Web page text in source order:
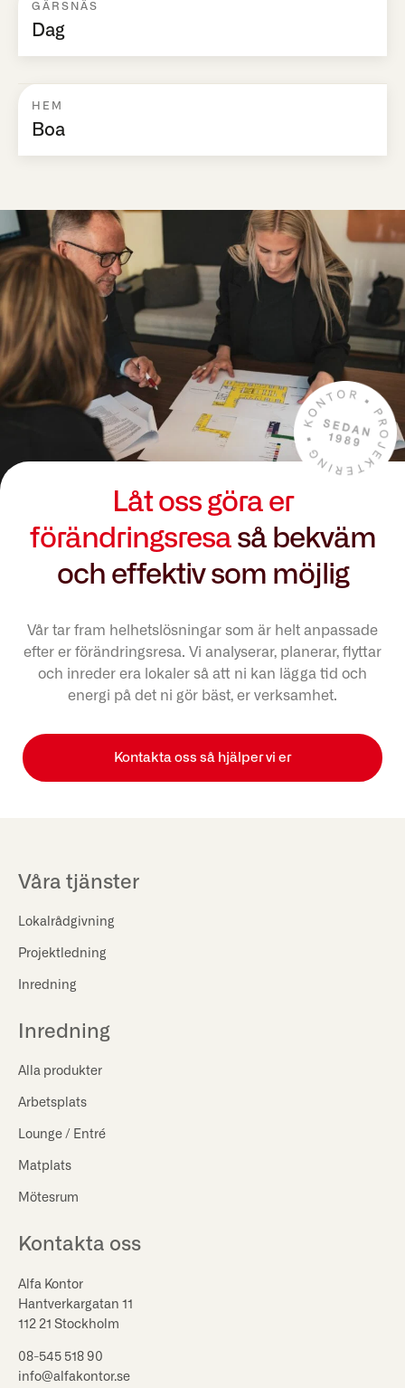
GÄRSNÄS
Dag
HEM
Boa
Låt oss göra er
förändringsresa så bekväm
och effektiv som möjlig
Vår tar fram helhetslösningar som är helt anpassade
efter er förändringsresa. Vi analyserar, planerar, flyttar
och inreder era lokaler så att ni kan lägga tid och
energi på det ni gör bäst, er verksamhet.
Kontakta oss så hjälper vi er
Våra tjänster
Lokalrådgivning
Projektledning
Inredning
Inredning
Alla produkter
Arbetsplats
Lounge / Entré
Matplats
Mötesrum
Kontakta oss
Alfa Kontor
Hantverkargatan 11
112 21 Stockholm
08-545 518 90
info@alfakontor.se